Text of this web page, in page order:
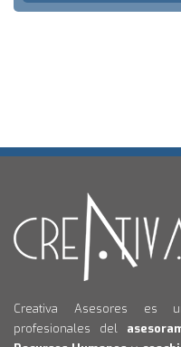
Creativa Asesores es
profesionales del